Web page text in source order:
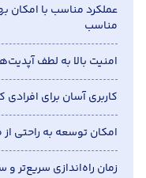
عملکرد مناسب با امکان
مناسب
امنیت بالا به لطف
کاربری آسان برای
امکان توسعه به راحتی
زمان راه‌اندازی سریع‌تر